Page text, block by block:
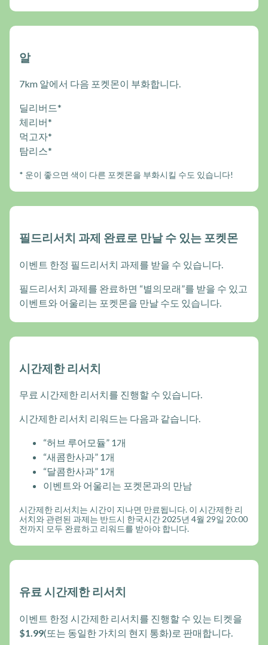
알
7km 알에서 다음 포켓몬이 부화합니다.
딜리버드*
체리버*
먹고자*
탐리스*
* 운이 좋으면 색이 다른 포켓몬을 부화시킬 수도 있습니다!
필드리서치 과제 완료로 만날 수 있는 포켓몬
이벤트 한정 필드리서치 과제를 받을 수 있습니다.
필드리서치 과제를 완료하면 “별의모래”를 받을 수 있고
이벤트와 어울리는 포켓몬을 만날 수도 있습니다.
시간제한 리서치
무료 시간제한 리서치를 진행할 수 있습니다.
시간제한 리서치 리워드는 다음과 같습니다.
“허브 루어모듈” 1개
“새콤한사과” 1개
“달콤한사과” 1개
이벤트와 어울리는 포켓몬과의 만남
시간제한 리서치는 시간이 지나면 만료됩니다. 이 시간제한 리
서치와 관련된 과제는 반드시 한국시간 2025년 4월 29일 20:00
전까지 모두 완료하고 리워드를 받아야 합니다.
유료 시간제한 리서치
이벤트 한정 시간제한 리서치를 진행할 수 있는 티켓을
$1.99(또는 동일한 가치의 현지 통화)로 판매합니다.